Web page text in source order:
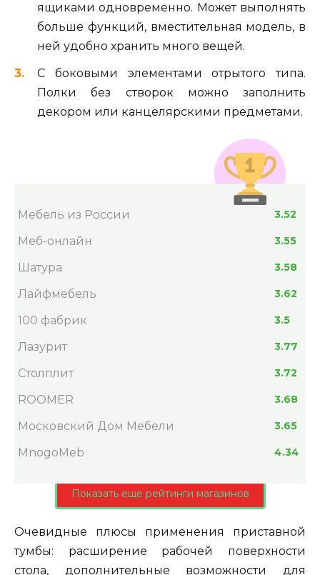
ящиками одновременно. Может выполнять
больше функций, вместительная модель, в
ней удобно хранить много вещей.
С боковыми элементами отрытого типа.
Полки без створок можно заполнить
декором или канцелярскими предметами.
Мебель из России 3.52
Меб-онлайн 3.55
Шатура 3.58
Лайфмебель 3.62
100 фабрик 3.5
Лазурит 3.77
Столплит 3.72
ROOMER 3.68
Московский Дом Мебели 3.65
MnogoMeb 4.34
Показать еще рейтинги магазинов
Очевидные плюсы применения приставной
тумбы: расширение рабочей поверхности
стола, дополнительные возможности для